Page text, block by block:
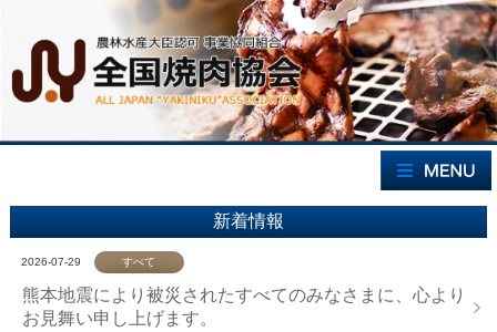
新着情報
2026-07-29 すべて
熊本地震により被災されたすべてのみなさまに、心より
お見舞い申し上げます。